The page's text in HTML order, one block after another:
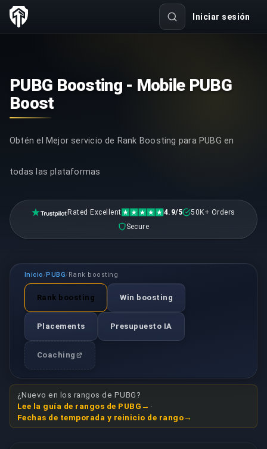
Iniciar sesión
PUBG Boosting - Mobile PUBG
Boost
Obtén el Mejor servicio de Rank Boosting para PUBG en
todas las plataformas
Rated Excellent 4.9/5
50K+ Orders
Secure
Inicio /PUBG/Rank boosting
Rank boosting Win boosting
Placements Presupuesto IA
Coaching
¿Nuevo en los rangos de PUBG?
Lee la guía de rangos de PUBG
·
Fechas de temporada y reinicio de rango